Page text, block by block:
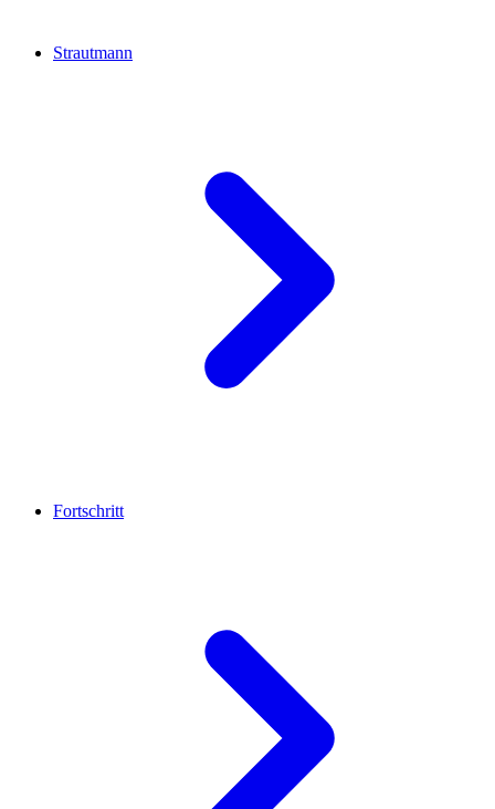
Strautmann
Fortschritt